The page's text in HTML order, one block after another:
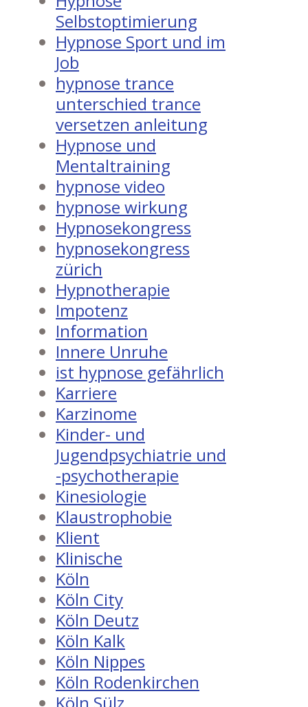
Selbstoptimierung
Hypnose Sport und im
Job
hypnose trance
unterschied trance
versetzen anleitung
Hypnose und
Mentaltraining
hypnose video
hypnose wirkung
Hypnosekongress
hypnosekongress
zürich
Hypnotherapie
Impotenz
Information
Innere Unruhe
ist hypnose gefährlich
Karriere
Karzinome
Kinder- und
Jugendpsychiatrie und
-psychotherapie
Kinesiologie
Klaustrophobie
Klient
Klinische
Köln
Köln City
Köln Deutz
Köln Kalk
Köln Nippes
Köln Rodenkirchen